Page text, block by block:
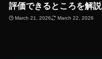
評価できるところを解説
March 21, 2026 March 22, 2026